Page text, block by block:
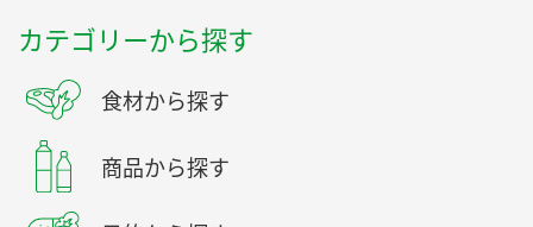
カテゴリーから探す
食材から探す
商品から探す